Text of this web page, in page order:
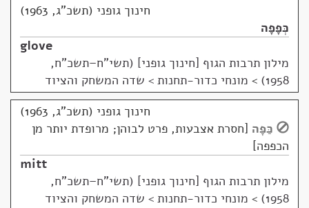
חינוך גופני (תשכ"ג, 1963)
כְּפָפָה
glove
מילון תרבות הגוף [חינוך גופני] (תשי"ח–תשכ"ח,
1958)
> מונחי כדור-תחנות > שדה המשחק והציוד
חינוך גופני (תשכ"ג, 1963)
כַּפָּה חסרת אצבעות, פרט לבוהן; מרופדת יותר מן
הכפפה
mitt
מילון תרבות הגוף [חינוך גופני] (תשי"ח–תשכ"ח,
1958)
> מונחי כדור-תחנות > שדה המשחק והציוד